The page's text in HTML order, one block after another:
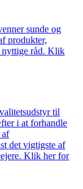
sunde og
produkter,
nyttige råd. Klik
til
i at forhandle
af
det vigtigste af
Klik her for